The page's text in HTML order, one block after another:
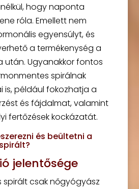
hogy naponta
róla. Emellett nem
egyensúlyt, és
a termékenység a
után. Ugyanakkor fontos
spirálnak
is, például fokozhatja a
és fájdalmat, valamint
fertőzések kockázatát.
és beültetni a
jelentősége
spirált csak nőgyógyász